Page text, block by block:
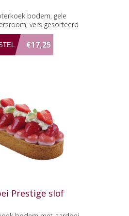
bodem, gele
vers gesorteerd
met verse slagroom.
€17,25
Prestige slof